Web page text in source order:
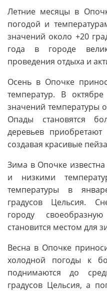
Летние месяцы в
погодой и
значений около +20
года в городе
проведения отдыха и
Осень в Опочке
температур. В
значений температуры
Опады становятся
деревьев
создавая красивые
Зима в Опочке
и низкими
температуры в
градусов Цельсия.
городу
становится местом для
Весна в Опочке
холодной погоды к
поднимаются до
градусов Цельсия, а